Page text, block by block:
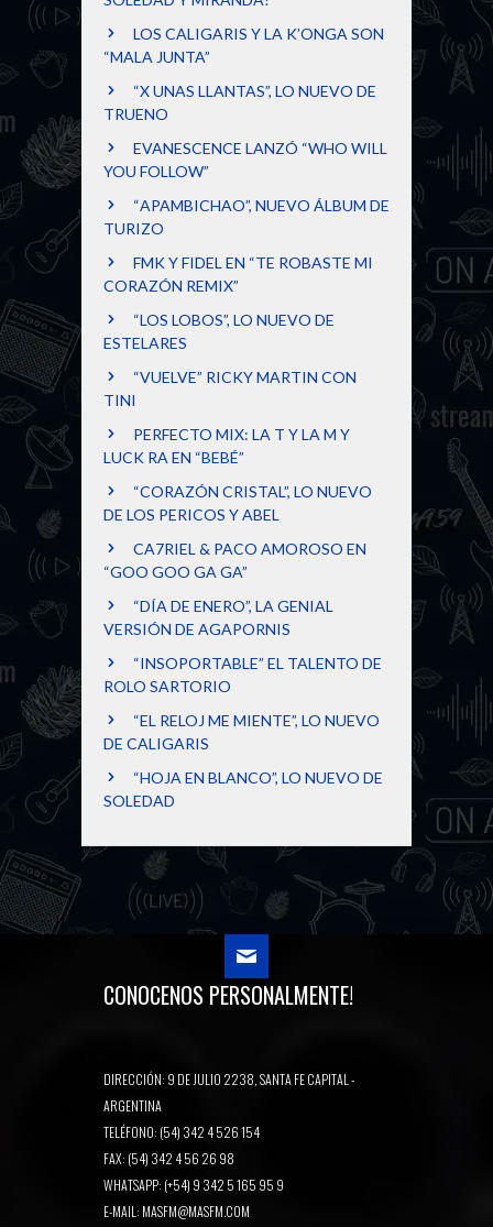
LOS CALIGARIS Y LA K’ONGA SON
“MALA JUNTA”
“X UNAS LLANTAS”, LO NUEVO DE
TRUENO
EVANESCENCE LANZÓ “WHO WILL
YOU FOLLOW”
“APAMBICHAO”, NUEVO ÁLBUM DE
TURIZO
FMK Y FIDEL EN “TE ROBASTE MI
CORAZÓN REMIX”
“LOS LOBOS”, LO NUEVO DE
ESTELARES
“VUELVE” RICKY MARTIN CON
TINI
PERFECTO MIX: LA T Y LA M Y
LUCK RA EN “BEBÉ”
“CORAZÓN CRISTAL”, LO NUEVO
DE LOS PERICOS Y ABEL
CA7RIEL & PACO AMOROSO EN
“GOO GOO GA GA”
“DÍA DE ENERO”, LA GENIAL
VERSIÓN DE AGAPORNIS
“INSOPORTABLE” EL TALENTO DE
ROLO SARTORIO
“EL RELOJ ME MIENTE”, LO NUEVO
DE CALIGARIS
“HOJA EN BLANCO”, LO NUEVO DE
SOLEDAD
CONOCENOS PERSONALMENTE!
DIRECCIÓN: 9 DE JULIO 2238, SANTA FE CAPITAL -
ARGENTINA
TELÉFONO: (54) 342 4 526 154
FAX: (54) 342 4 56 26 98
WHATSAPP: (+54) 9 342 5 165 95 9
E-MAIL: MASFM@MASFM.COM